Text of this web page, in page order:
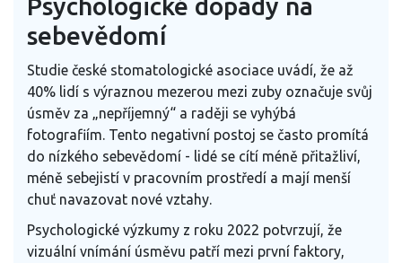
Psychologické dopady na
sebevědomí
Studie české stomatologické asociace uvádí, že až
40% lidí s výraznou mezerou mezi zuby označuje svůj
úsměv za „nepříjemný“ a raději se vyhýbá
fotografiím. Tento negativní postoj se často promítá
do nízkého sebevědomí - lidé se cítí méně přitažliví,
méně sebejistí v pracovním prostředí a mají menší
chuť navazovat nové vztahy.
Psychologické výzkumy z roku 2022 potvrzují, že
vizuální vnímání úsměvu patří mezi první faktory,